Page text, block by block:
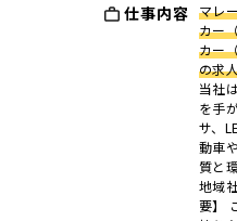
仕事内容 マレ
カー
カー
の求
当社
を手
サ、
動車
質と
地域
要】